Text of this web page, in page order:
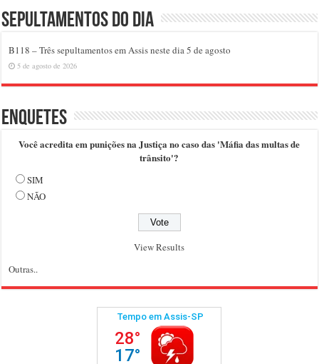
Sepultamentos do dia
B118 – Três sepultamentos em Assis neste dia 5 de agosto
5 de agosto de 2026
Enquetes
Você acredita em punições na Justiça no caso das 'Máfia das multas de
trânsito'?
SIM
NÃO
View Results
Outras..